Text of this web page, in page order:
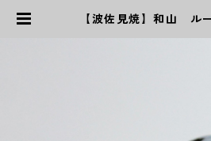
【波佐見焼】和山 ル